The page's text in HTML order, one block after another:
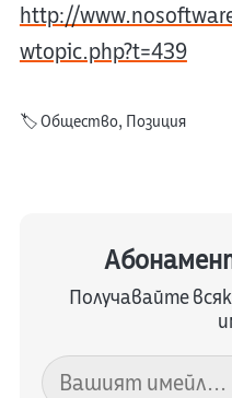
http://
wtopic.php?t=439
🏷️Общество, Позиция
Получавайте